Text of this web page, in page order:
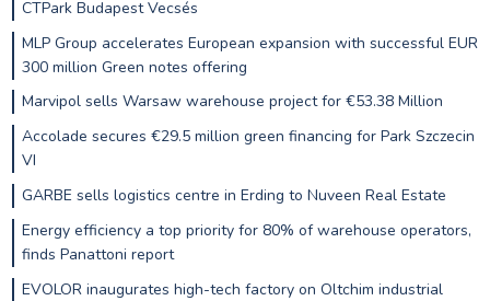
CTPark Budapest Vecsés
MLP Group accelerates European expansion with successful EUR
300 million Green notes offering
Marvipol sells Warsaw warehouse project for €53.38 Million
Accolade secures €29.5 million green financing for Park Szczecin
VI
GARBE sells logistics centre in Erding to Nuveen Real Estate
Energy efficiency a top priority for 80% of warehouse operators,
finds Panattoni report
EVOLOR inaugurates high-tech factory on Oltchim industrial